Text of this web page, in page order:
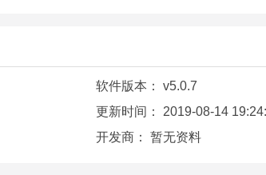
，想要一键生成美图吗，那就赶紧来下载美
软件版本： v5.0.7
更新时间： 2019-08-14
开发商： 暂无资料